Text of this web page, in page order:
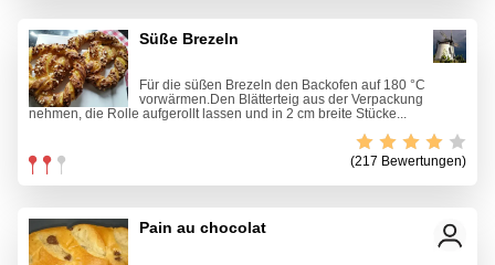
Süße Brezeln
Für die süßen Brezeln den Backofen auf 180 °C
vorwärmen.Den Blätterteig aus der Verpackung
nehmen, die Rolle aufgerollt lassen und in 2 cm breite Stücke...
(217 Bewertungen)
Pain au chocolat